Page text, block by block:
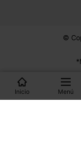
Inicio Menú
©